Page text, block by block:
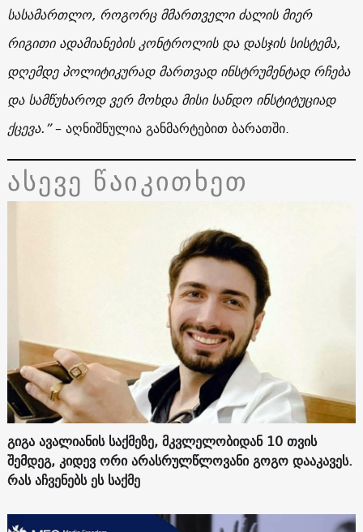
სასამართლო, როგორც მმართველი ძალის მიერ
რიგითი ადამიანების კონტროლის და დასჯის სისტემა,
დღემდე პოლიტიკურად მართვად ინსტრუმენტად რჩება
და სამწუხაროდ ვერ მოხდა მისი სანდო ინსტიტუციად
ქცევა.”– აღნიშნულია განმარტებით ბარათში.
ასევე წაიკითხეთ
გიგა ავალიანის საქმეზე, მკვლელობიდან 10 თვის
შემდეგ, კიდევ ორი არასრულწლოვანი გოგო დააკავეს.
რას აჩვენებს ეს საქმე